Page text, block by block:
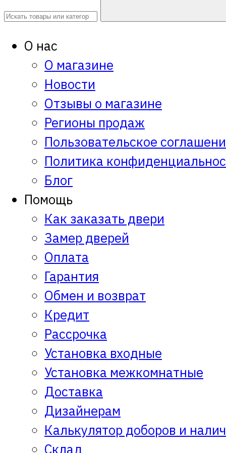
О нас
О магазине
Новости
Отзывы о магазине
Регионы продаж
Пользовательское
Политика
Блог
Помощь
Как заказать двери
Замер дверей
Оплата
Гарантия
Обмен и возврат
Кредит
Рассрочка
Установка входные
Установка межкомнатные
Доставка
Дизайнерам
Калькулятор доборов и
Склад